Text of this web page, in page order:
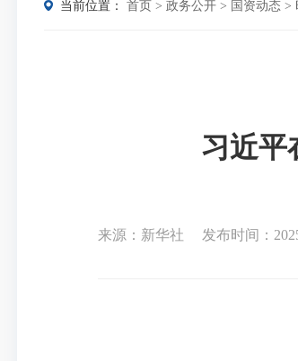
当前位置： 首页 >政务公开 > 国资动态 >
习近平
来源：新华社 发布时间：